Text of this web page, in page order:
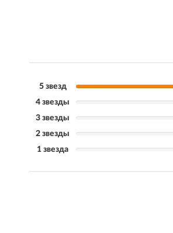
5 звезд
4 звезды
3 звезды
2 звезды
1 звезда